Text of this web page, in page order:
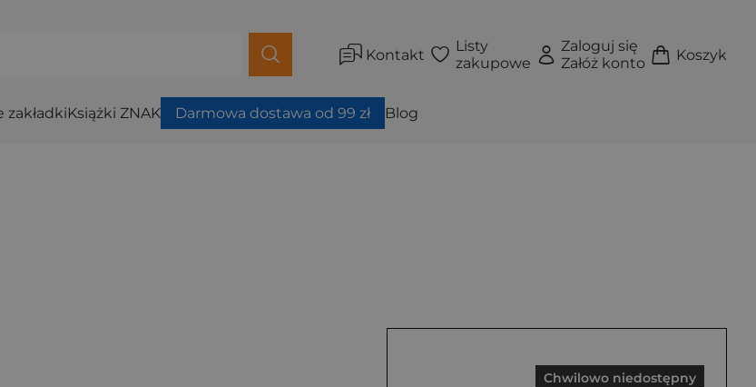
Kontakt
Listy
zakupowe
Zaloguj się
Załóż konto
Koszyk
zakładkiKsiążki ZNAK Darmowa dostawa od 99 zł Blog
Chwilowo niedostępny